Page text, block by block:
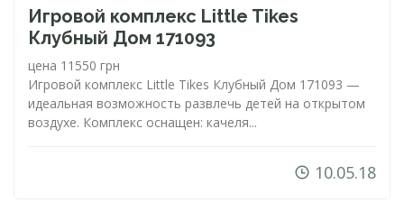
Игровой комплекс Little Tikes
Клубный Дом 171093
цена 11550 грн
Игровой комплекс Little Tikes Клубный Дом 171093 —
идеальная возможность развлечь детей на открытом
воздухе. Комплекс оснащен: качеля...
10.05.18